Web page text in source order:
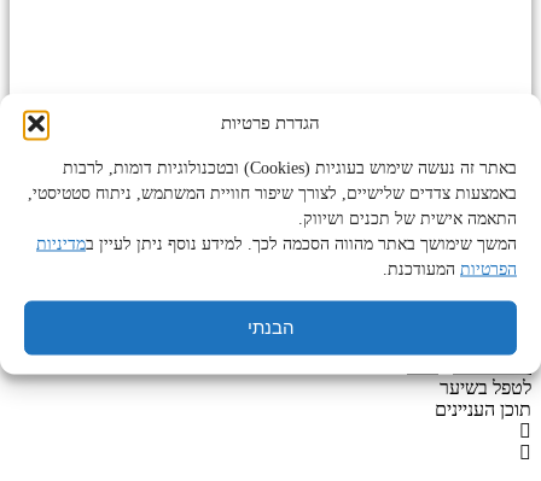
הגדרת פרטיות
באתר זה נעשה שימוש בעוגיות (Cookies) ובטכנולוגיות דומות, לרבות
באמצעות צדדים שלישיים, לצורך שיפור חוויית המשתמש, ניתוח סטטיסטי,
התאמה אישית של תכנים ושיווק.
המשך שימושך באתר מהווה הסכמה לכך. למידע נוסף ניתן לעיין במדיניות
הפרטיות המעודכנת.
הבנתי
קניות
Products
search
בלונדינים? אלה המוצרים המומלצים
שיעזרו לכם לטפל בשיער
לטפל בשיער
תוכן העניינים